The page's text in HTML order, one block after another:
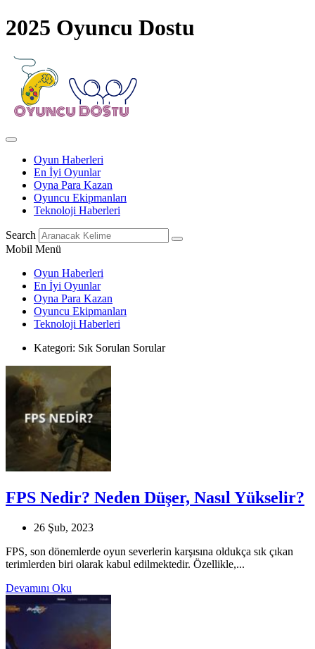
2025 Oyuncu Dostu
Oyun Haberleri
En İyi Oyunlar
Oyna Para Kazan
Oyuncu Ekipmanları
Teknoloji Haberleri
Search
Mobil Menü
Oyun Haberleri
En İyi Oyunlar
Oyna Para Kazan
Oyuncu Ekipmanları
Teknoloji Haberleri
Kategori: Sık Sorulan Sorular
FPS Nedir? Neden Düşer, Nasıl Yükselir?
26 Şub, 2023
FPS, son dönemlerde oyun severlerin karşısına oldukça sık çıkan
terimlerden biri olarak kabul edilmektedir. Özellikle,...
Devamını Oku